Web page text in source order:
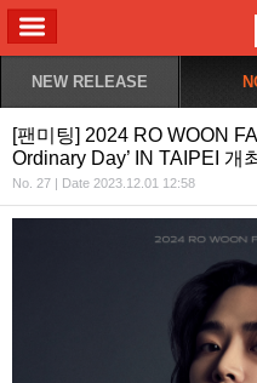
NEW RELEASE
[팬미팅] 2024 RO WOON
Ordinary Day’ IN TAIPEI 개
No. 27 | Date 2023.12.01 12:58